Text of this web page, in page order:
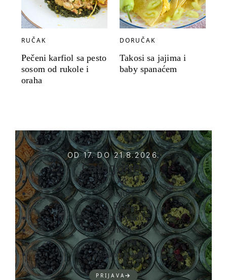
RUČAK
Pečeni karfiol sa pesto
sosom od rukole i
oraha
DORUČAK
Takosi sa jajima i
baby spanaćem
OD 17. DO 21.8.2026.
Categories
All
Beauty
Blog
Healthy you
Ishrana
Lifestyle
Tatjana travels
PRIJAVA